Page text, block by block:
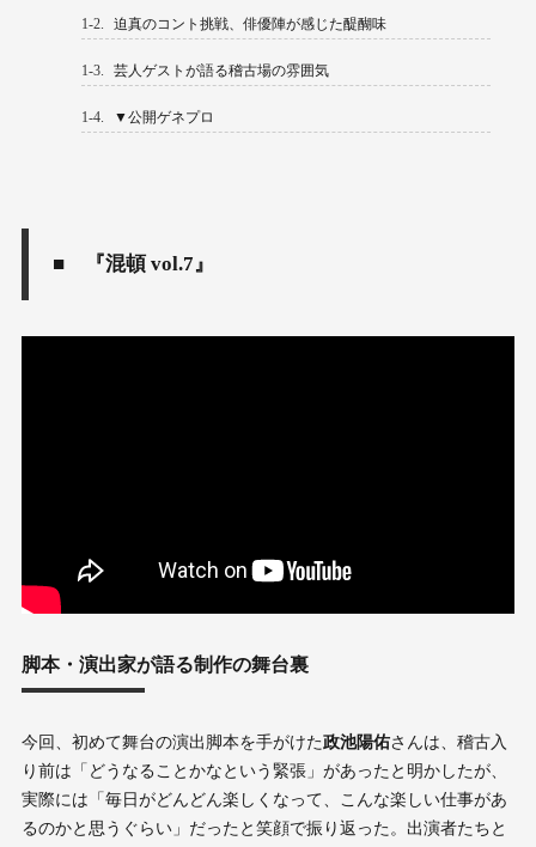
1-2. 迫真のコント挑戦、俳優陣が感じた醍醐味
1-3. 芸人ゲストが語る稽古場の雰囲気
1-4. ▼公開ゲネプロ
■ 『混頓 vol.7』
脚本・演出家が語る制作の舞台裏
今回、初めて舞台の演出脚本を手がけた政池陽佑さんは、稽古入
り前は「どうなることかなという緊張」があったと明かしたが、
実際には「毎日がどんどん楽しくなって、こんな楽しい仕事があ
るのかと思うぐらい」だったと笑顔で振り返った。出演者たちと